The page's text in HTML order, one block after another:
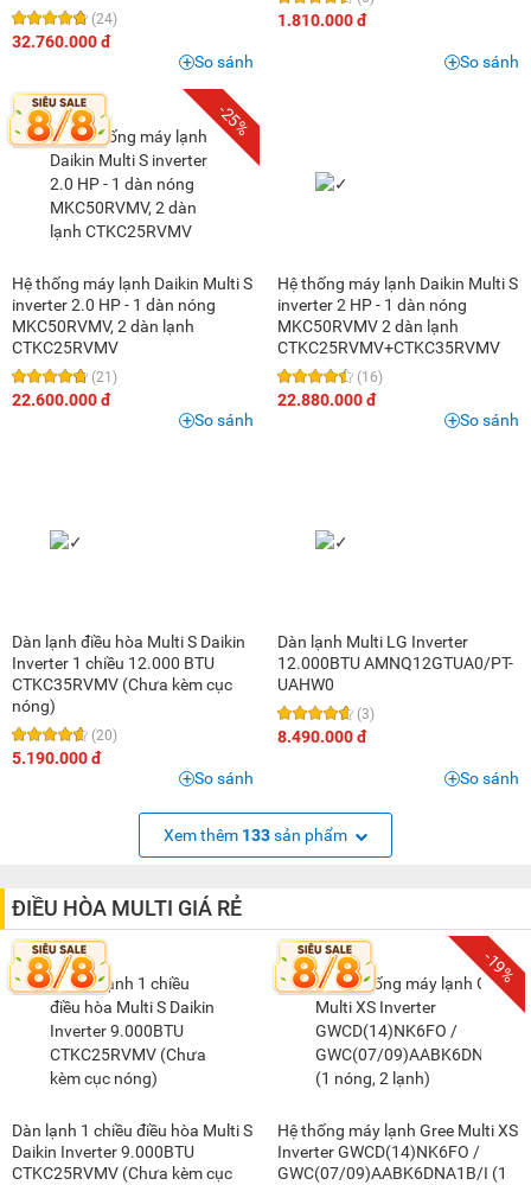
(24)
32.760.000 đ
So sánh
1.810.000 đ
So sánh
-25%
Hệ thống máy lạnh Daikin Multi S
inverter 2.0 HP - 1 dàn nóng
MKC50RVMV, 2 dàn lạnh
CTKC25RVMV
(21)
22.600.000 đ
So sánh
Hệ thống máy lạnh Daikin Multi S
inverter 2 HP - 1 dàn nóng
MKC50RVMV 2 dàn lạnh
CTKC25RVMV+CTKC35RVMV
(16)
22.880.000 đ
So sánh
Dàn lạnh điều hòa Multi S Daikin
Inverter 1 chiều 12.000 BTU
CTKC35RVMV (Chưa kèm cục
nóng)
(20)
5.190.000 đ
So sánh
Dàn lạnh Multi LG Inverter
12.000BTU AMNQ12GTUA0/PT-
UAHW0
(3)
8.490.000 đ
So sánh
Xem thêm 133sản phẩm
ĐIỀU HÒA MULTI GIÁ RẺ
Dàn lạnh 1 chiều điều hòa Multi S
Daikin Inverter 9.000BTU
CTKC25RVMV (Chưa kèm cục
-19%
Hệ thống máy lạnh Gree Multi XS
Inverter GWCD(14)NK6FO /
GWC(07/09)AABK6DNA1B/I (1